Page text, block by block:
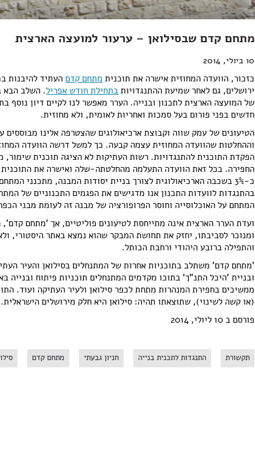
מתחם קדם שבסילואן – ערעור למועצה הארצית
10 ביולי, 2014
כזכור, הוועדה המחוזית אישרה את תוכנית מתחם קדםהעתיד להיבנות
ירושלים, גם לאחר שמיעת ההתנגדויות בתחילת חודש אפריל. השלב הבא
של המועצה הארצית לתכנון ובנייה. הערר מאפשר לנו לקיים דיון נוסף
חדשים בפני פורום בעל סמכות ואחריות לאומית, ולא מחוזית.
הטיעונים של עמק שווה וקבוצת ארכיאולוגים שהצטרפה אלינו מבוססים
וההחלטות שהוועדה המחוזית עצמה קבעה. כך למשל דרשה הוועדה
הפקדת התוכנית להתנגדויות. רשות העתיקות לא הציגה תוכנית שימור,
החפירה. בכל זאת הוועדה התעלמה מהחלטתה-שלה ואישרה את
בהתנגדות לוועדות התכנון אנו מדגישים את הפגמים התכנוניים של
המתחם על האוכלוסייה וחוסר הפרופורציה של מבנה זה לעומת מבני
ועדת הערר הארצית אינה מתייחסת לטיעונים פוליטיים, אך 'מתחם
ומנוכר לסביבתו, יחזק את תחושת המבקר שהוא נמצא באתר היסטורי,
והתפילה ברובע היהודי ורחבת הכותל.
'מתחם קדם' משתלב בתוכניות אחרות של המתנחלים בסילואן והעיר
ובניית 'היכל התנ"ך' בתוכו מקדמים המתנחלים תוכניות פיתוח ובנייה
ממשיכים בחפירת המנהרות מתחת לכפר סילואן ולעיר העתיקה ועוד.
(או קשה לשינוי), שתוצאתו תהיה: סילואן היא חלק מירושלים הישראלית.
פורסם ב 10 ליולי, 2014
תקשורת התנגדות לתכנית בנייה חניון גבעתי מתחם קדם